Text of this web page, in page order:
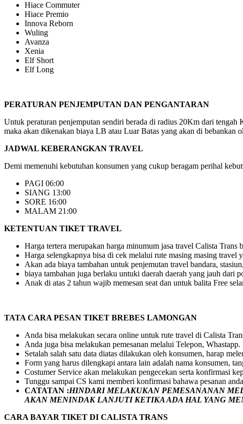
Hiace Commuter
Hiace Premio
Innova Reborn
Wuling
Avanza
Xenia
Elf Short
Elf Long
PERATURAN PENJEMPUTAN DAN PENGANTARAN
Untuk peraturan penjemputan sendiri berada di radius 20Km dari
maka akan dikenakan biaya LB atau Luar Batas yang akan di bebankan
JADWAL KEBERANGKAN TRAVEL
Demi memenuhi kebutuhan konsumen yang cukup beragam perihal
PAGI 06:00
SIANG 13:00
SORE 16:00
MALAM 21:00
KETENTUAN TIKET TRAVEL
Harga tertera merupakan harga minumum jasa travel Calista
Harga selengkapnya bisa di cek melalui rute masing masing travel
Akan ada biaya tambahan untuk penjemutan travel bandara,
biaya tambahan juga berlaku untuki daerah daerah yang jauh dari
Anak di atas 2 tahun wajib memesan seat dan untuk balita Free
TATA CARA PESAN TIKET BREBES LAMONGAN
Anda bisa melakukan secara online untuk rute travel di Calista
Anda juga bisa melakukan pemesanan melalui Telepon,
Setalah salah satu data diatas dilakukan oleh konsumen, harap
Form yang harus dilengkapi antara lain adalah nama konsumen,
Costumer Service akan melakukan pengecekan serta konfirmasi
Tunggu sampai CS kami memberi konfirmasi bahawa pesanan
CATATAN :HINDARI MELAKUKAN PEMESANANAN
AKAN MENINDAK LANJUTI KETIKA ADA HAL YANG
CARA BAYAR TIKET DI CALISTA TRANS